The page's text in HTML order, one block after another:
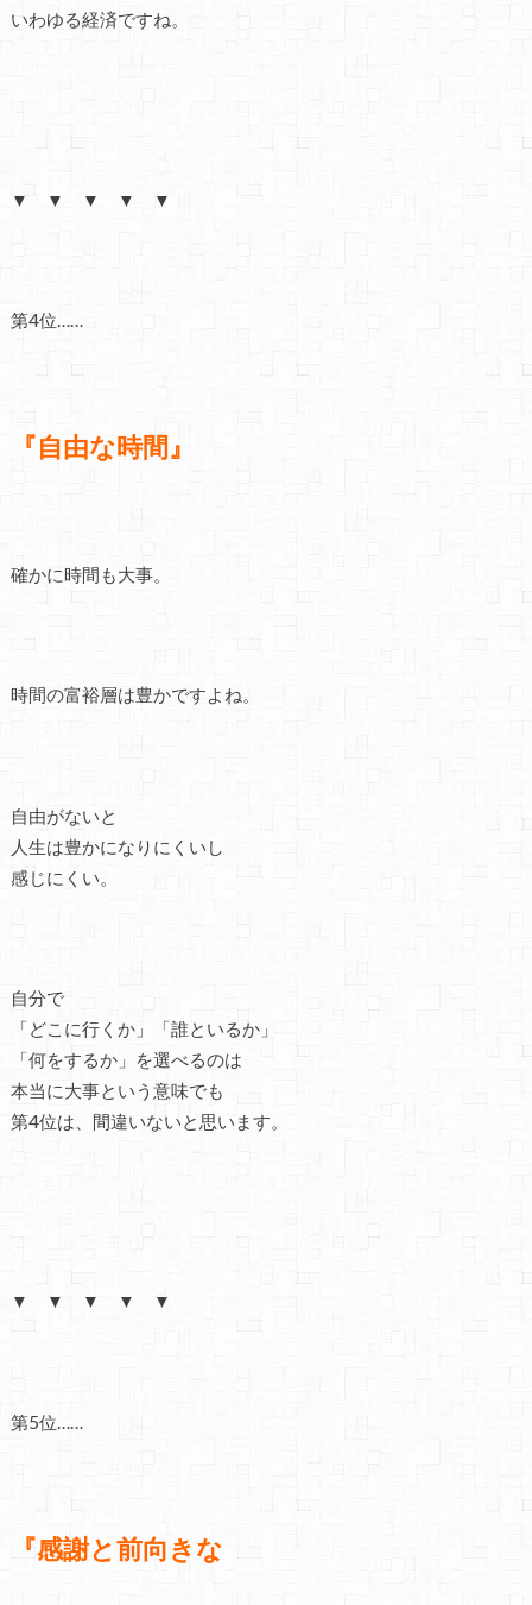
いわゆる経済ですね。
▼ ▼ ▼ ▼ ▼
第4位……
『自由な時間』
確かに時間も大事。
時間の富裕層は豊かですよね。
自由がないと
人生は豊かになりにくいし
感じにくい。
自分で
「どこに行くか」「誰といるか」
「何をするか」を選べるのは
本当に大事という意味でも
第4位は、間違いないと思います。
▼ ▼ ▼ ▼ ▼
第5位……
『感謝と前向きな